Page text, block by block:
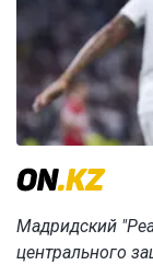
Мадридский
центрального